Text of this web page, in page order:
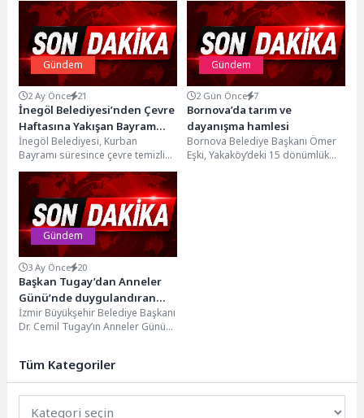
Gündem
2 Ay Önce 21
İnegöl Belediyesi’nden Çevre
Haftasına Yakışan Bayram
Mesaisi
İnegöl Belediyesi, Kurban
Bayramı süresince çevre temizliği
ve halk sağlığını önceleyen örnek
bir çalışma ortaya...
Gündem
2 Gün Önce 7
Bornova’da tarım ve
dayanışma hamlesi
Bornova Belediye Başkanı Ömer
Eşki, Yakaköy’deki 15 dönümlük
Gündem
3 Ay Önce 20
Başkan Tugay’dan Anneler
Günü’nde duygulandıran
sürpriz
İzmir Büyükşehir Belediye Başkanı
Dr. Cemil Tugay’ın Anneler Günü
“Anadolu’nun...
Tüm Kategoriler